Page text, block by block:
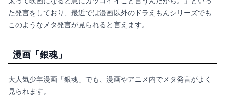
た発言をしており、最近では漫画以外のドラえもんシリーズでも
このようなメタ発言が見られると言えます。
漫画「銀魂」
大人気少年漫画「銀魂」でも、漫画やアニメ内でメタ発言がよく
見られます。